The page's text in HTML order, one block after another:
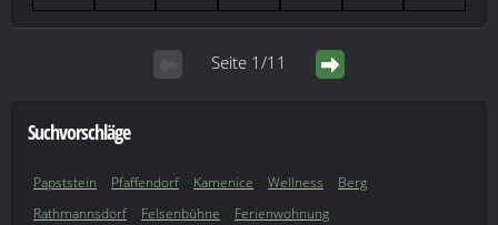
Seite 1/11
Suchvorschläge
Papststein Pfaffendorf Kamenice Wellness
Berg
Rathmannsdorf
Felsenbühne
Ferienwohnung